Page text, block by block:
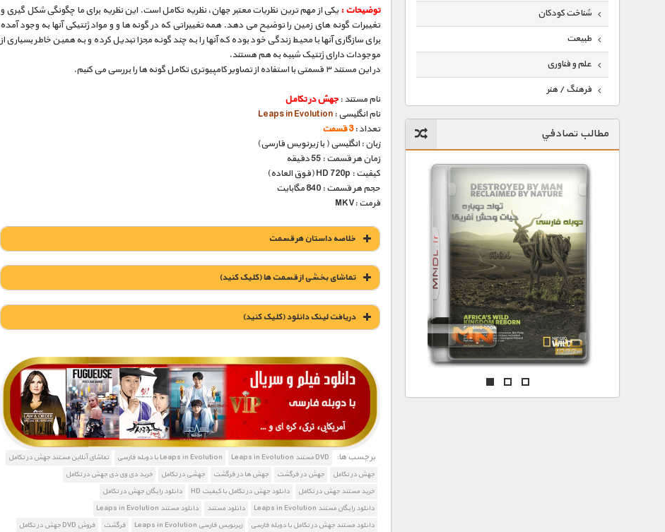
شناخت کودکان
طبیعت
علم و فناوری
فرهنگ / هنر
گردشگری
ماورایی
مسابقات / ورزشی
مستند های اختصاصی
مطالب تصادفي
توضیحات : یکی از مهم ترین نظریات معتبر جهان، نظریه تکامل است. این نظریه برای ما چگونگی شکل گیری و
تغییرات گونه های زمین را توضیح می دهد. همه تغییراتی که در گونه ها و و مواد ژنتیکی آنها به وجود آمده
برای سازگاری آنها با محیط زندگی خود بوده که آنها را به چند گونه مجزا تبدیل کرده و به همین خاطر بسیاری از
موجودات دارای ژنتیک شبیه به هم هستند.
در این مستند ۳ قسمتی با استفاده از تصاویر کامپیوتری تکامل گونه ها را بررسی می کنیم.
نام مستند :جهش در تکامل
نام انگلیسی :Leaps in Evolution
تعداد :3 قسمت
زبان : انگلیسی ( با زیرنویس فارسی)
زمان هر قسمت : 55 دقیقه
کیفیت : HD 720p (فوق العاده)
حجم هر قسمت : 840 مگابایت
فرمت :MKV
خلاصه داستان هر قسمت
تماشای بخشی از قسمت ها (کلیک کنید)
دریافت لينک دانلود (کليک کنيد)
1900 تومان – دانلود قسمت 1 (افزودن به سبد خريد)
1900 تومان – دانلود قسمت 2 (افزودن به سبد خريد)
1900 تومان – دانلود قسمت 3 (افزودن به سبد خريد) برچسب ها: DVD مستند Leaps in Evolution Leaps in Evolution با دوبله فارسی
تماشای آنلاین مستند جهش در تکامل
جهش در تکامل
جهش در فرگشت جهش ها در فرگشت جهشی در تکامل
خرید دی وی دی جهش در تکامل
خرید مستند جهش در تکامل
دانلود جهش در تکامل با کیفیت HD
دانلود رایگان جهش در تکامل
دانلود رایگان مستند Leaps in Evolution
دانلود مستند
دانلود مستند Leaps in Evolution
دانلود مستند جهش در تکامل با دوبله فارسی
زیرنویس فارسی Leaps in Evolution فرگشت
فروش DVD جهش در تکامل